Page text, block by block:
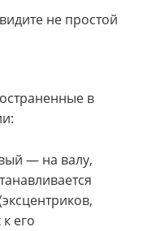
не простой
в
— на валу,
его